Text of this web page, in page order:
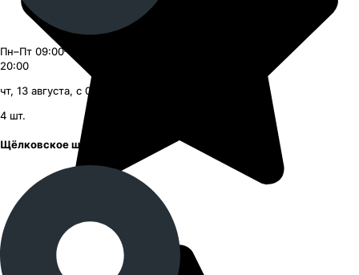
Пн–Пт 09:00–21:00, Сб–Вс 09:00–
20:00
чт, 13 августа, с 09:00
4 шт.
Щёлковское шоссе